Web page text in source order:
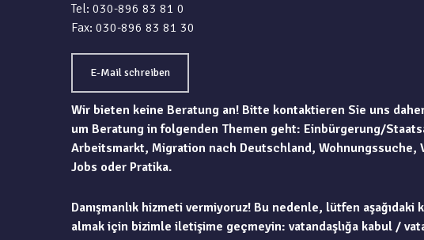
Tel: 030-896 83 81 0
Fax: 030-896 83 81 30
E-Mail schreiben
Wir bieten keine Beratung an! Bitte kontaktieren Sie uns
um Beratung in folgenden Themen geht: Einbürgerung/
Arbeitsmarkt, Migration nach Deutschland, Wohnungssuche,
Jobs oder Pratika.
Danışmanlık hizmeti vermiyoruz! Bu nedenle, lütfen aşağıdaki
almak için bizimle iletişime geçmeyin: vatandaşlığa kabul /